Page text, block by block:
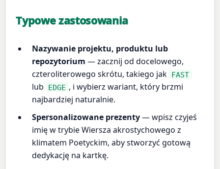
Typowe zastosowania
Nazywanie projektu, produktu lub
repozytorium — zacznij od docelowego,
czteroliterowego skrótu, takiego jak FAST
lub EDGE , i wybierz wariant, który brzmi
najbardziej naturalnie.
Spersonalizowane prezenty— wpisz czyjeś
imię w trybie Wiersza akrostychowego z
klimatem Poetyckim, aby stworzyć gotową
dedykację na kartkę.